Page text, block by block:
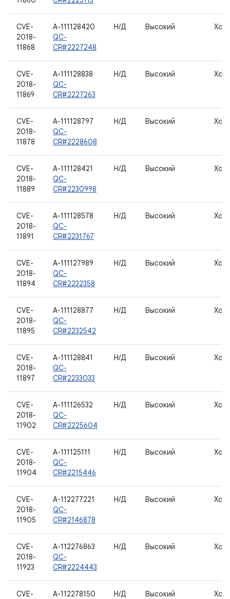
CVE-
2018-
11868
A-111128420
QC-
CR#2227248
Н/Д Высокий
CVE-
2018-
11869
A-111128838
QC-
CR#2227263
Н/Д Высокий
CVE-
2018-
11878
A-111128797
QC-
CR#2228608
Н/Д Высокий
CVE-
2018-
11889
A-111128421
QC-
CR#2230998
Н/Д Высокий
CVE-
2018-
11891
A-111128578
QC-
CR#2231767
Н/Д Высокий
CVE-
2018-
11894
A-111127989
QC-
CR#2232358
Н/Д Высокий
CVE-
2018-
11895
A-111128877
QC-
CR#2232542
Н/Д Высокий
CVE-
2018-
11897
A-111128841
QC-
CR#2233033
Н/Д Высокий
CVE-
2018-
11902
A-111126532
QC-
CR#2225604
Н/Д Высокий
CVE-
2018-
11904
A-111125111
QC-
CR#2215446
Н/Д Высокий
CVE-
2018-
11905
A-112277221
QC-
CR#2146878
Н/Д Высокий
CVE-
2018-
11923
A-112276863
QC-
CR#2224443
Н/Д Высокий
CVE-
A-112278150
Н/Д Высокий